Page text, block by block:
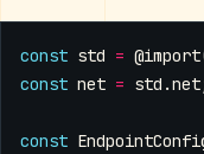
const std = @import
const net = std .net
const